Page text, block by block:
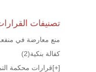
تصنيفات
منع معارضة في
كفالة بنكية(2)
[+]قرارات محكمة